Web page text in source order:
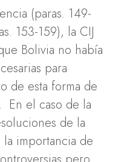
(paras. 149-
153-159), la CIJ
Bolivia no había
para
de esta forma de
En el caso de la
de la
importancia de